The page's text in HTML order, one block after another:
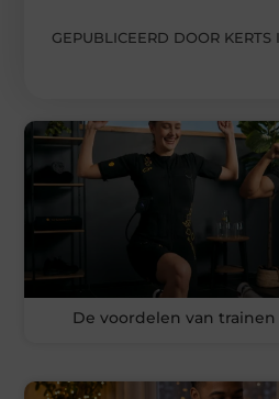
GEPUBLICEERD DOOR KERTS
De voordelen van